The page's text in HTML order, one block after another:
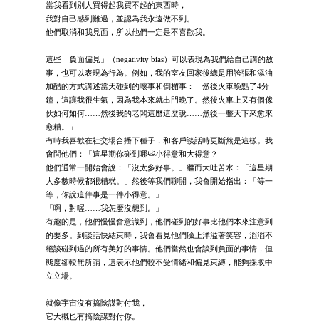
當我看到別人買得起我買不起的東西時，
我對自己感到難過，並認為我永遠做不到。
他們取消和我見面，所以他們一定是不喜歡我。
這些「負面偏見」（negativity bias）可以表現為我們給自己講的故
事，也可以表現為行為。例如，我的室友回家後總是用誇張和添油
加醋的方式講述當天碰到的壞事和倒楣事：「然後火車晚點了4分
鐘，這讓我很生氣，因為我本來就出門晚了。然後火車上又有個傢
伙如何如何……然後我的老闆這麼這麼說……然後一整天下來愈來
愈糟。」
有時我喜歡在社交場合播下種子，和客戶談話時更斷然是這樣。我
會問他們：「這星期你碰到哪些小得意和大得意？」
他們通常一開始會說：「沒太多好事。」繼而大吐苦水：「這星期
大多數時候都很糟糕。」然後等我們聊開，我會開始指出：「等一
等，你說這件事是一件小得意。」
「啊，對喔……我怎麼沒想到。」
有趣的是，他們慢慢會意識到，他們碰到的好事比他們本來注意到
的要多。到談話快結束時，我會看見他們臉上洋溢著笑容，滔滔不
絕談碰到過的所有美好的事情。他們當然也會談到負面的事情，但
態度卻較無所謂，這表示他們較不受情緒和偏見束縛，能夠採取中
立立場。
就像宇宙沒有搞陰謀對付我，
它大概也有搞陰謀對付你。